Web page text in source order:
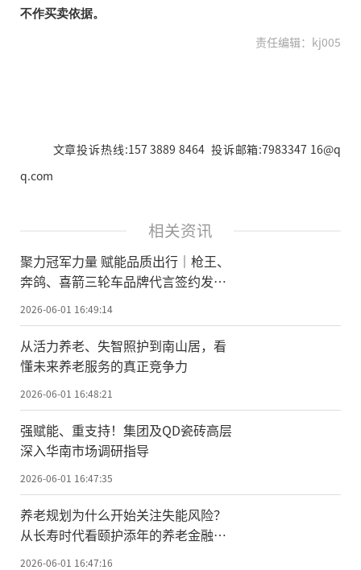
不作买卖依据。
责任编辑：kj005
文章投诉热线:157 3889 8464 投诉邮箱:7983347 16@q
q.com
相关资讯
聚力冠军力量 赋能品质出行｜枪王、
奔鸽、喜箭三轮车品牌代言签约发布
会圆满落幕
2026-06-01 16:49:14
从活力养老、失智照护到南山居，看
懂未来养老服务的真正竞争力
2026-06-01 16:48:21
强赋能、重支持！集团及QD瓷砖高层
深入华南市场调研指导
2026-06-01 16:47:35
养老规划为什么开始关注失能风险？
从长寿时代看颐护添年的养老金融价
2026-06-01 16:47:16